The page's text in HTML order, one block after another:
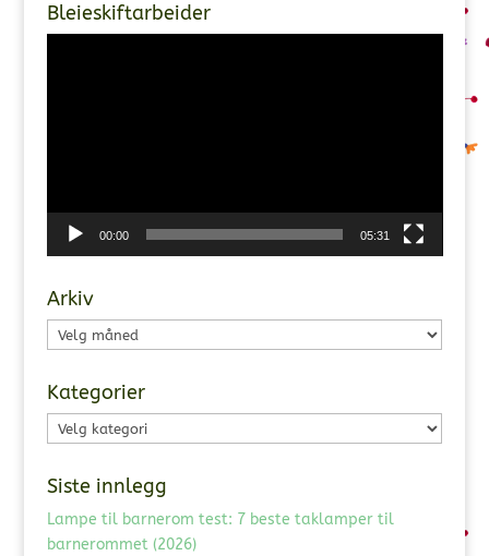
Bleieskiftarbeider
00:00 05:31
Arkiv
Arkiv
Kategorier
Kategorier
Siste innlegg
Lampe til barnerom test: 7 beste taklamper til
barnerommet (2026)